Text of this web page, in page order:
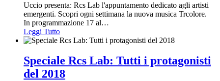
Uccio presenta: Rcs Lab l'appuntamento dedicato agli artisti
emergenti. Scopri ogni settimana la nuova musica Trcolore.
In programmazione 17 al…
Leggi Tutto
Speciale Rcs Lab: Tutti i protagonisti
del 2018